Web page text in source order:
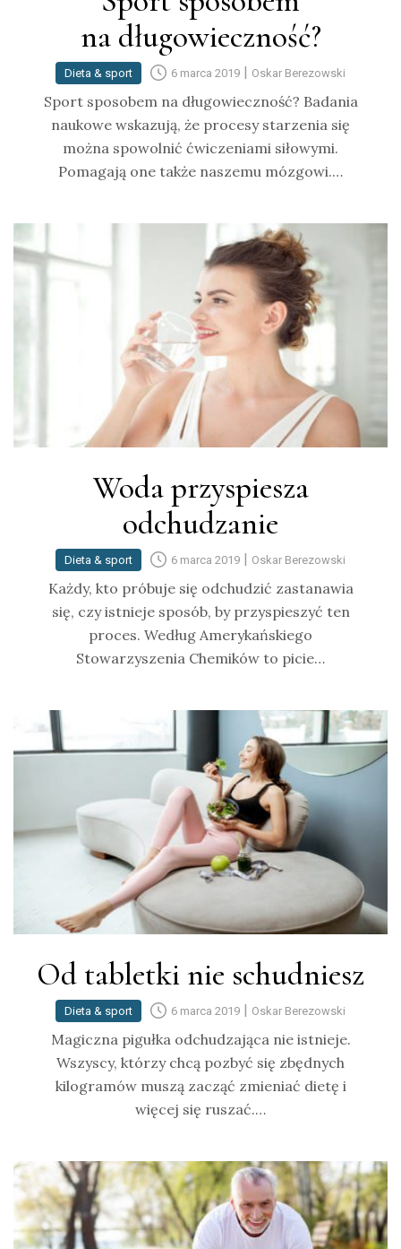
na długowieczność?
Dieta & sport 6 marca 2019 | Oskar Berezowski
Sport sposobem na długowieczność? Badania
naukowe wskazują, że procesy starzenia się
można spowolnić ćwiczeniami siłowymi.
Pomagają one także naszemu mózgowi.…
Woda przyspiesza
odchudzanie
Dieta & sport 6 marca 2019 | Oskar Berezowski
Każdy, kto próbuje się odchudzić zastanawia
się, czy istnieje sposób, by przyspieszyć ten
proces. Według Amerykańskiego
Stowarzyszenia Chemików to picie…
Od tabletki nie schudniesz
Dieta & sport 6 marca 2019 | Oskar Berezowski
Magiczna pigułka odchudzająca nie istnieje.
Wszyscy, którzy chcą pozbyć się zbędnych
kilogramów muszą zacząć zmieniać dietę i
więcej się ruszać.…